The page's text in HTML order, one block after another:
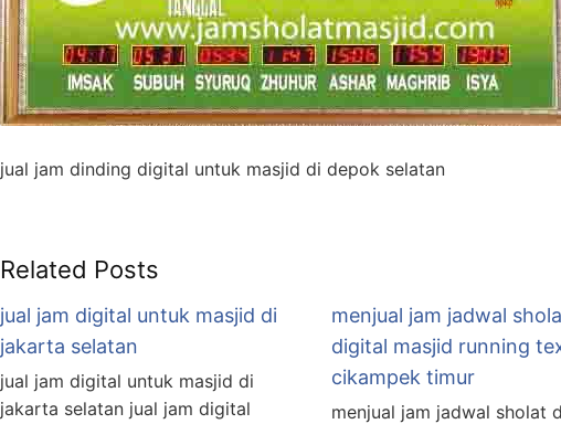
jual jam dinding digital untuk masjid di depok selatan
Related Posts
jual jam digital untuk masjid di
jakarta selatan
jual jam digital untuk masjid di
jakarta selatan jual jam digital
menjual jam jadwal
digital masjid running
cikampek timur
menjual jam jadwal sholat